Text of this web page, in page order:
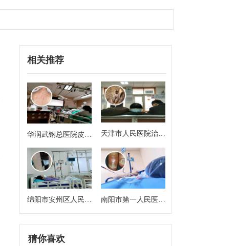
相关推荐
华润武钢总医院皮肤
科主任医师
天津市人民医院治银
绵阳市安州区人民医
院皮肤科主任是谁
南阳市第一人民医院
皮肤科专家门诊挂号
猜你喜欢